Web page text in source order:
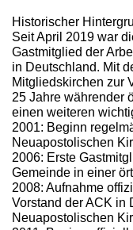
Historischer
Seit April 2019 war
Gastmitglied der
in Deutschland. Mit
Mitgliedskirchen zur
25 Jahre währender
einen weiteren
2001: Beginn
Neuapostolischen
2006: Erste
Gemeinde in einer
2008: Aufnahme
Vorstand der ACK in
Neuapostolischen